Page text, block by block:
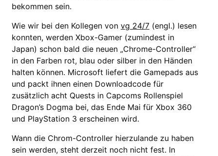
bekommen sein.
Wie wir bei den Kollegen von vg 24/7 (engl.) lesen
konnten, werden Xbox-Gamer (zumindest in
Japan) schon bald die neuen „Chrome-Controller“
in den Farben rot, blau oder silber in den Händen
halten können. Microsoft liefert die Gamepads aus
und packt ihnen einen Downloadcode für
zusätzlich acht Quests in Capcoms Rollenspiel
Dragon’s Dogma bei, das Ende Mai für Xbox 360
und PlayStation 3 erscheinen wird.
Wann die Chrom-Controller hierzulande zu haben
sein werden, steht derzeit noch nicht fest. In